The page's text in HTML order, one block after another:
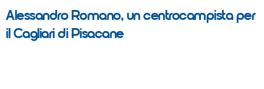
Alessandro Romano, un centrocampista per
il Cagliari di Pisacane